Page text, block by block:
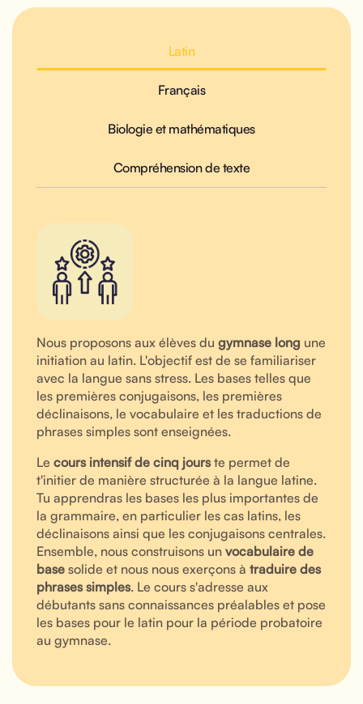
Latin
Français
Biologie et mathématiques
Compréhension de texte
Nous proposons aux élèves du gymnase long une
initiation au latin. L'objectif est de se familiariser
avec la langue sans stress. Les bases telles que
les premières conjugaisons, les premières
déclinaisons, le vocabulaire et les traductions de
phrases simples sont enseignées.
Le cours intensif de cinq jourste permet de
t'initier de manière structurée à la langue latine.
Tu apprendras les bases les plus importantes de
la grammaire, en particulier les cas latins, les
déclinaisons ainsi que les conjugaisons centrales.
Ensemble, nous construisons un vocabulaire de
base solide et nous nous exerçons à traduire des
phrases simples. Le cours s'adresse aux
débutants sans connaissances préalables et pose
les bases pour le latin pour la période probatoire
au gymnase.